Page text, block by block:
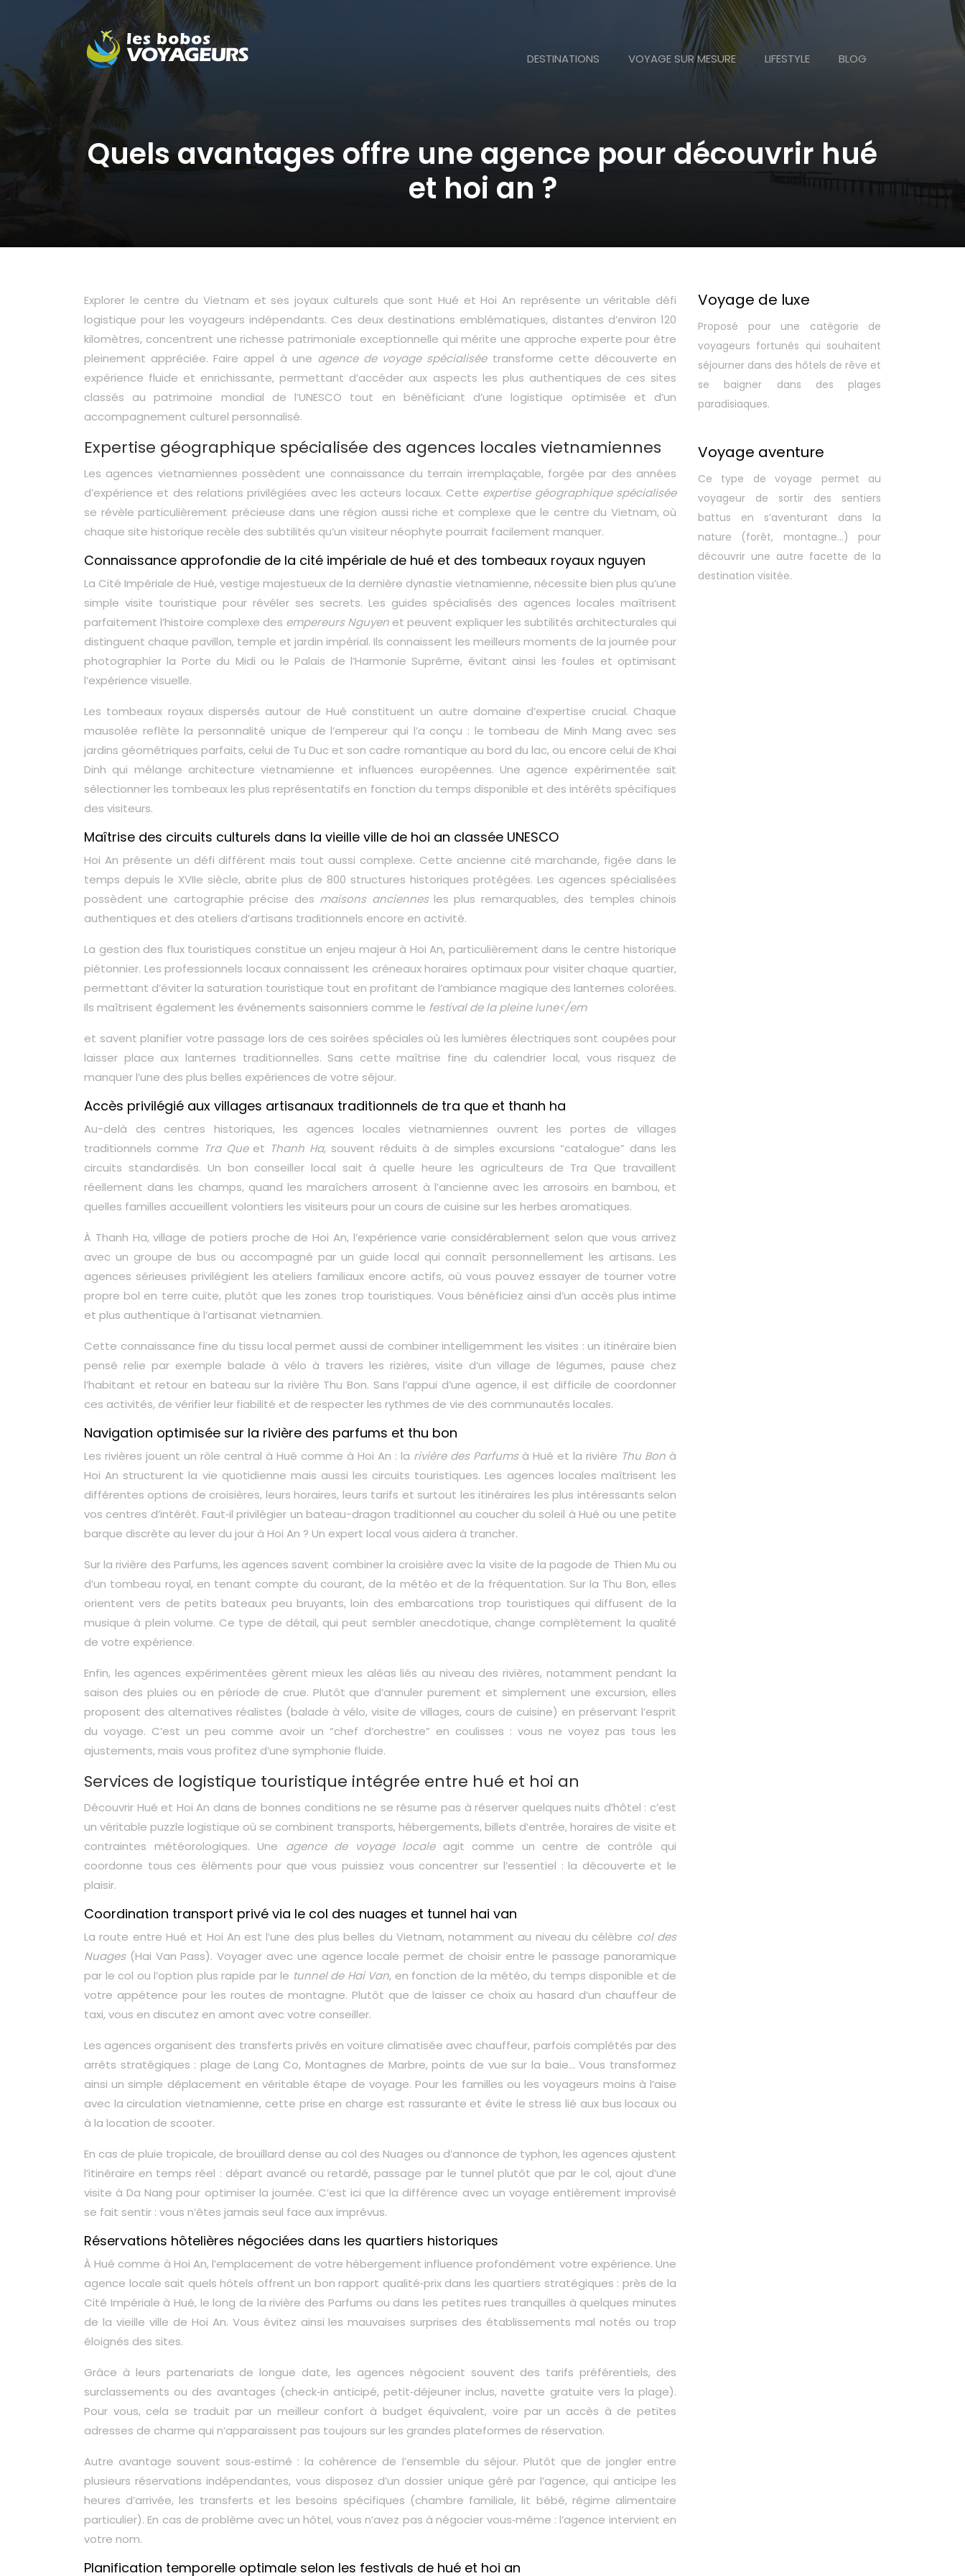
DESTINATIONS VOYAGE SUR MESURE LIFESTYLE BLOG
Quels avantages offre une agence pour découvrir hué
et hoi an ?
Explorer le centre du Vietnam et ses joyaux culturels que sont Hué et Hoi An représente un véritable défi
logistique pour les voyageurs indépendants. Ces deux destinations emblématiques, distantes d’environ 120
kilomètres, concentrent une richesse patrimoniale exceptionnelle qui mérite une approche experte pour être
pleinement appréciée. Faire appel à une agence de voyage spécialiséetransforme cette découverte en
expérience fluide et enrichissante, permettant d’accéder aux aspects les plus authentiques de ces sites
classés au patrimoine mondial de l’UNESCO tout en bénéficiant d’une logistique optimisée et d’un
accompagnement culturel personnalisé.
Expertise géographique spécialisée des agences locales vietnamiennes
Les agences vietnamiennes possèdent une connaissance du terrain irremplaçable, forgée par des années
d’expérience et des relations privilégiées avec les acteurs locaux. Cette expertise géographique spécialisée
se révèle particulièrement précieuse dans une région aussi riche et complexe que le centre du Vietnam, où
chaque site historique recèle des subtilités qu’un visiteur néophyte pourrait facilement manquer.
Connaissance approfondie de la cité impériale de hué et des tombeaux royaux nguyen
La Cité Impériale de Hué, vestige majestueux de la dernière dynastie vietnamienne, nécessite bien plus qu’une
simple visite touristique pour révéler ses secrets. Les guides spécialisés des agences locales maîtrisent
parfaitement l’histoire complexe des empereurs Nguyen et peuvent expliquer les subtilités architecturales qui
distinguent chaque pavillon, temple et jardin impérial. Ils connaissent les meilleurs moments de la journée pour
photographier la Porte du Midi ou le Palais de l’Harmonie Suprême, évitant ainsi les foules et optimisant
l’expérience visuelle.
Les tombeaux royaux dispersés autour de Hué constituent un autre domaine d’expertise crucial. Chaque
mausolée reflète la personnalité unique de l’empereur qui l’a conçu : le tombeau de Minh Mang avec ses
jardins géométriques parfaits, celui de Tu Duc et son cadre romantique au bord du lac, ou encore celui de Khai
Dinh qui mélange architecture vietnamienne et influences européennes. Une agence expérimentée sait
sélectionner les tombeaux les plus représentatifs en fonction du temps disponible et des intérêts spécifiques
des visiteurs.
Maîtrise des circuits culturels dans la vieille ville de hoi an classée UNESCO
Hoi An présente un défi différent mais tout aussi complexe. Cette ancienne cité marchande, figée dans le
temps depuis le XVIIe siècle, abrite plus de 800 structures historiques protégées. Les agences spécialisées
possèdent une cartographie précise des maisons anciennesles plus remarquables, des temples chinois
authentiques et des ateliers d’artisans traditionnels encore en activité.
La gestion des flux touristiques constitue un enjeu majeur à Hoi An, particulièrement dans le centre historique
piétonnier. Les professionnels locaux connaissent les créneaux horaires optimaux pour visiter chaque quartier,
permettant d’éviter la saturation touristique tout en profitant de l’ambiance magique des lanternes colorées.
Ils maîtrisent également les événements saisonniers comme le festival de la pleine lune</em
et savent planifier votre passage lors de ces soirées spéciales où les lumières électriques sont coupées pour
laisser place aux lanternes traditionnelles. Sans cette maîtrise fine du calendrier local, vous risquez de
manquer l’une des plus belles expériences de votre séjour.
Accès privilégié aux villages artisanaux traditionnels de tra que et thanh ha
Au-delà des centres historiques, les agences locales vietnamiennes ouvrent les portes de villages
traditionnels comme Tra Queet Thanh Ha, souvent réduits à de simples excursions “catalogue” dans les
circuits standardisés. Un bon conseiller local sait à quelle heure les agriculteurs de Tra Que travaillent
réellement dans les champs, quand les maraîchers arrosent à l’ancienne avec les arrosoirs en bambou, et
quelles familles accueillent volontiers les visiteurs pour un cours de cuisine sur les herbes aromatiques.
À Thanh Ha, village de potiers proche de Hoi An, l’expérience varie considérablement selon que vous arrivez
avec un groupe de bus ou accompagné par un guide local qui connaît personnellement les artisans. Les
agences sérieuses privilégient les ateliers familiaux encore actifs, où vous pouvez essayer de tourner votre
propre bol en terre cuite, plutôt que les zones trop touristiques. Vous bénéficiez ainsi d’un accès plus intime
et plus authentique à l’artisanat vietnamien.
Cette connaissance fine du tissu local permet aussi de combiner intelligemment les visites : un itinéraire bien
pensé relie par exemple balade à vélo à travers les rizières, visite d’un village de légumes, pause chez
l’habitant et retour en bateau sur la rivière Thu Bon. Sans l’appui d’une agence, il est difficile de coordonner
ces activités, de vérifier leur fiabilité et de respecter les rythmes de vie des communautés locales.
Navigation optimisée sur la rivière des parfums et thu bon
Les rivières jouent un rôle central à Hué comme à Hoi An : la rivière des Parfumsà Hué et la rivière Thu Bon à
Hoi An structurent la vie quotidienne mais aussi les circuits touristiques. Les agences locales maîtrisent les
différentes options de croisières, leurs horaires, leurs tarifs et surtout les itinéraires les plus intéressants selon
vos centres d’intérêt. Faut‑il privilégier un bateau-dragon traditionnel au coucher du soleil à Hué ou une petite
barque discrète au lever du jour à Hoi An ? Un expert local vous aidera à trancher.
Sur la rivière des Parfums, les agences savent combiner la croisière avec la visite de la pagode de Thien Mu ou
d’un tombeau royal, en tenant compte du courant, de la météo et de la fréquentation. Sur la Thu Bon, elles
orientent vers de petits bateaux peu bruyants, loin des embarcations trop touristiques qui diffusent de la
musique à plein volume. Ce type de détail, qui peut sembler anecdotique, change complètement la qualité
de votre expérience.
Enfin, les agences expérimentées gèrent mieux les aléas liés au niveau des rivières, notamment pendant la
saison des pluies ou en période de crue. Plutôt que d’annuler purement et simplement une excursion, elles
proposent des alternatives réalistes (balade à vélo, visite de villages, cours de cuisine) en préservant l’esprit
du voyage. C’est un peu comme avoir un “chef d’orchestre” en coulisses : vous ne voyez pas tous les
ajustements, mais vous profitez d’une symphonie fluide.
Services de logistique touristique intégrée entre hué et hoi an
Découvrir Hué et Hoi An dans de bonnes conditions ne se résume pas à réserver quelques nuits d’hôtel : c’est
un véritable puzzle logistique où se combinent transports, hébergements, billets d’entrée, horaires de visite et
contraintes météorologiques. Une agence de voyage localeagit comme un centre de contrôle qui
coordonne tous ces éléments pour que vous puissiez vous concentrer sur l’essentiel : la découverte et le
plaisir.
Coordination transport privé via le col des nuages et tunnel hai van
La route entre Hué et Hoi An est l’une des plus belles du Vietnam, notamment au niveau du célèbre col des
Nuages(Hai Van Pass). Voyager avec une agence locale permet de choisir entre le passage panoramique
par le col ou l’option plus rapide par le tunnel de Hai Van, en fonction de la météo, du temps disponible et de
votre appétence pour les routes de montagne. Plutôt que de laisser ce choix au hasard d’un chauffeur de
taxi, vous en discutez en amont avec votre conseiller.
Les agences organisent des transferts privés en voiture climatisée avec chauffeur, parfois complétés par des
arrêts stratégiques : plage de Lang Co, Montagnes de Marbre, points de vue sur la baie… Vous transformez
ainsi un simple déplacement en véritable étape de voyage. Pour les familles ou les voyageurs moins à l’aise
avec la circulation vietnamienne, cette prise en charge est rassurante et évite le stress lié aux bus locaux ou
à la location de scooter.
En cas de pluie tropicale, de brouillard dense au col des Nuages ou d’annonce de typhon, les agences ajustent
l’itinéraire en temps réel : départ avancé ou retardé, passage par le tunnel plutôt que par le col, ajout d’une
visite à Da Nang pour optimiser la journée. C’est ici que la différence avec un voyage entièrement improvisé
se fait sentir : vous n’êtes jamais seul face aux imprévus.
Réservations hôtelières négociées dans les quartiers historiques
À Hué comme à Hoi An, l’emplacement de votre hébergement influence profondément votre expérience. Une
agence locale sait quels hôtels offrent un bon rapport qualité‑prix dans les quartiers stratégiques : près de la
Cité Impériale à Hué, le long de la rivière des Parfums ou dans les petites rues tranquilles à quelques minutes
de la vieille ville de Hoi An. Vous évitez ainsi les mauvaises surprises des établissements mal notés ou trop
éloignés des sites.
Grâce à leurs partenariats de longue date, les agences négocient souvent des tarifs préférentiels, des
surclassements ou des avantages (check‑in anticipé, petit‑déjeuner inclus, navette gratuite vers la plage).
Pour vous, cela se traduit par un meilleur confort à budget équivalent, voire par un accès à de petites
adresses de charme qui n’apparaissent pas toujours sur les grandes plateformes de réservation.
Autre avantage souvent sous‑estimé : la cohérence de l’ensemble du séjour. Plutôt que de jongler entre
plusieurs réservations indépendantes, vous disposez d’un dossier unique géré par l’agence, qui anticipe les
heures d’arrivée, les transferts et les besoins spécifiques (chambre familiale, lit bébé, régime alimentaire
particulier). En cas de problème avec un hôtel, vous n’avez pas à négocier vous‑même : l’agence intervient en
votre nom.
Planification temporelle optimale selon les festivals de hué et hoi an
Voyage de luxe
Proposé pour une catégorie de
voyageurs fortunés qui souhaitent
séjourner dans des hôtels de rêve et
se baigner dans des plages
paradisiaques.
Voyage aventure
Ce type de voyage permet au
voyageur de sortir des sentiers
battus en s’aventurant dans la
nature (forêt, montagne…) pour
découvrir une autre facette de la
destination visitée.